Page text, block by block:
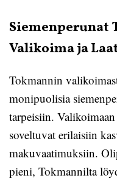
Siemenperunat
Valikoima ja
Tokmannin
monipuolisia
tarpeisiin.
soveltuvat erilaisiin
makuvaatimuksiin.
pieni, Tokmannilta